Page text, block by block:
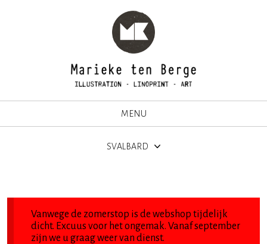
MENU
SVALBARD
Vanwege de zomerstop is de webshop tijdelijk
dicht. Excuus voor het ongemak. Vanaf september
zijn we u graag weer van dienst.